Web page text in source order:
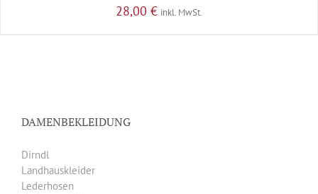
28,00 € inkl. MwSt.
DAMENBEKLEIDUNG
Dirndl
Landhauskleider
Lederhosen